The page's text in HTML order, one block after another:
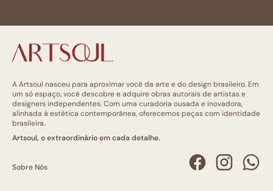
A Artsoul nasceu para aproximar você da arte e do design brasileiro. Em
um só espaço, você descobre e adquire obras autorais de artistas e
designers independentes. Com uma curadoria ousada e inovadora,
alinhada à estética contemporânea, oferecemos peças com identidade
brasileira.
Artsoul, o extraordinário em cada detalhe.
Sobre Nós